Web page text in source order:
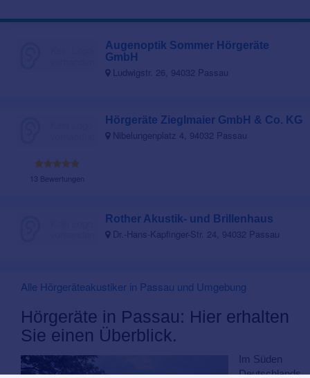
Augenoptik Sommer Hörgeräte
GmbH
Ludwigstr. 26, 94032 Passau
13 Bewertungen
Hörgeräte Zieglmaier GmbH & Co. KG
Nibelungenplatz 4, 94032 Passau
Rother Akustik- und Brillenhaus
Dr.-Hans-Kapfinger-Str. 24, 94032 Passau
Alle Hörgeräteakustiker in Passau und Umgebung
Hörgeräte in Passau: Hier erhalten
Sie einen Überblick.
Im Süden
Deutschlands